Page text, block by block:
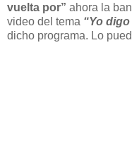
vuelta por” ahora la
video del tema “Yo
dicho programa. Lo